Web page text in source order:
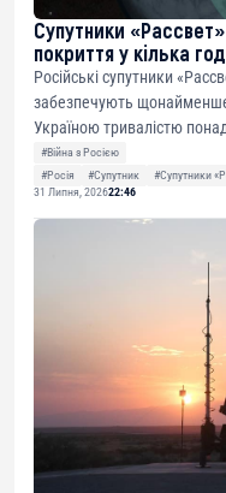
Супутники
покриття у кілька
Російські супутники
забезпечують щонайменше
Україною тривалістю
#Війна з Росією
#Росія
#Супутник #Супутники
31 Липня, 202622:46